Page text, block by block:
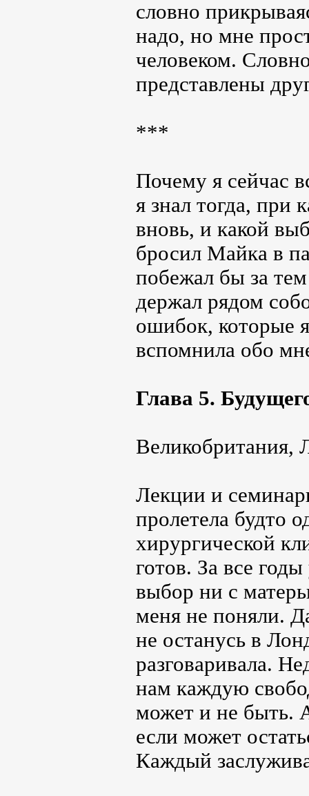
словно
надо, но мне
человеком.
представлены
***
Почему я сейчас
я знал тогда, при
вновь, и какой
бросил Майка в
побежал бы за
держал рядом
ошибок, которые
вспомнила обо
Глава 5.
Великобритания,
Лекции и
пролетела будто
хирургической
готов. За все
выбор ни с
меня не поняли.
не останусь в
разговаривала.
нам каждую
может и не быть.
если может
Каждый